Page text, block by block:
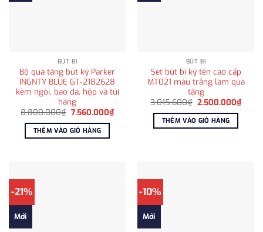
BÚT BI
Bộ quà tặng bút ký Parker
INGNTY BLUE GT-2182628
kèm ngòi, bao da, hộp và túi
hãng
8.800.000₫ Giá
là:
8.800.000₫.
7.560.000₫Giá
hiện
THÊM VÀO GIỎ HÀNG
BÚT BI
Set bút bi ký tên cao cấp
MT021 màu trắng làm quà
tặng
3.015.600₫ Giá
là:
3.015.600₫.
2.500.000₫Giá
hiện
THÊM VÀO GIỎ HÀNG
-21%
Mới
-10%
Mới